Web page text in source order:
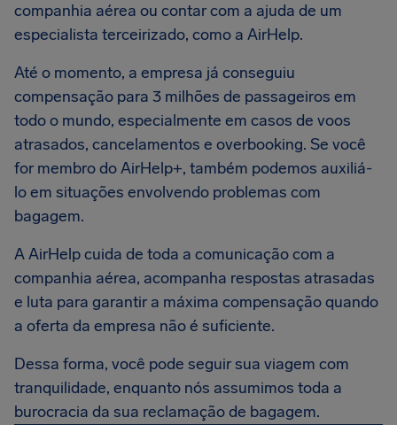
companhia aérea ou contar com a ajuda de um
especialista terceirizado, como a AirHelp.
Até o momento, a empresa já conseguiu
compensação para 3 milhões de passageiros em
todo o mundo, especialmente em casos de voos
atrasados, cancelamentos e overbooking. Se você
for membro do AirHelp+, também podemos auxiliá-
lo em situações envolvendo problemas com
bagagem.
A AirHelp cuida de toda a comunicação com a
companhia aérea, acompanha respostas atrasadas
e luta para garantir a máxima compensação quando
a oferta da empresa não é suficiente.
Dessa forma, você pode seguir sua viagem com
tranquilidade, enquanto nós assumimos toda a
burocracia da sua reclamação de bagagem.